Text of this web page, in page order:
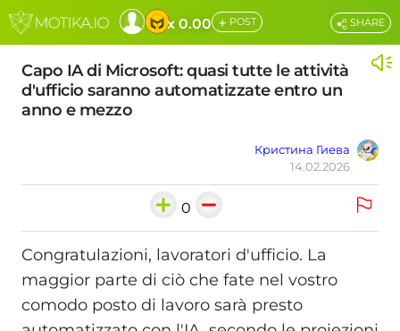
x 0.00 + POST
Capo IA di Microsoft: quasi tutte le attività
d'ufficio saranno automatizzate entro un
anno e mezzo
Кристина Гиева
14.02.2026
SHARE
0
Congratulazioni, lavoratori d'ufficio. La
maggior parte di ciò che fate nel vostro
comodo posto di lavoro sarà presto